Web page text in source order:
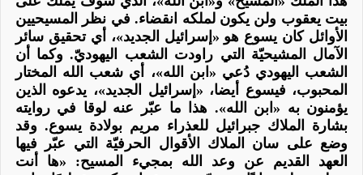
بيت يعقوب ولن يكون لملكه انقضاء. في نظر المسيحيين
الأوائل كان يسوع هو «إسرائيل الجديد»، أي تحقيق سائر
الآمال المشيحيّة التي راودت الشعب اليهوديّ. وكما أن
الشعب اليهودي دُعي «ابن الله»، أي شعب الله المختار
المحبوب، فيسوع أيضا، «إسرائيل الجديد»، يدعوه الذين
يؤمنون به «ابن الله». هذا ما عبّر عنه لوقا في روايته
بشارة الملاك جبرائيل للعذراء مريم بولادة يسوع. وقد
وضع على سان الملاك الأقوال الحرفيّة التي عبّر فيها
العهد القديم عن وعد الله بمجيء المسيح: «ها أنت